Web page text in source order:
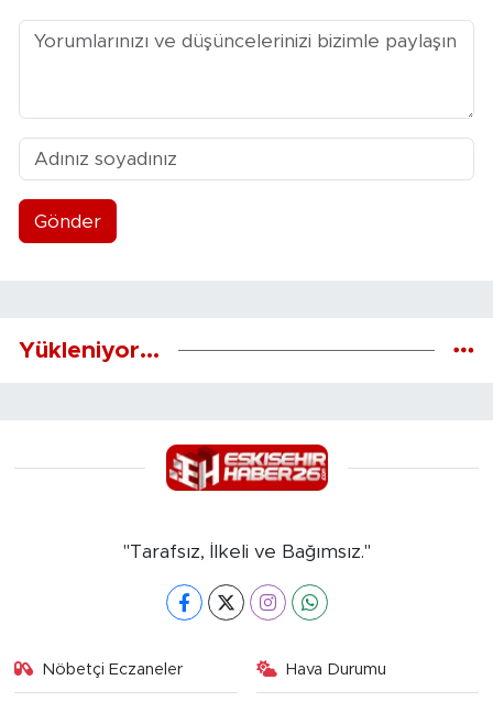
Gönder
Yükleniyor...
"Tarafsız, İlkeli ve Bağımsız."
Nöbetçi Eczaneler Hava Durumu